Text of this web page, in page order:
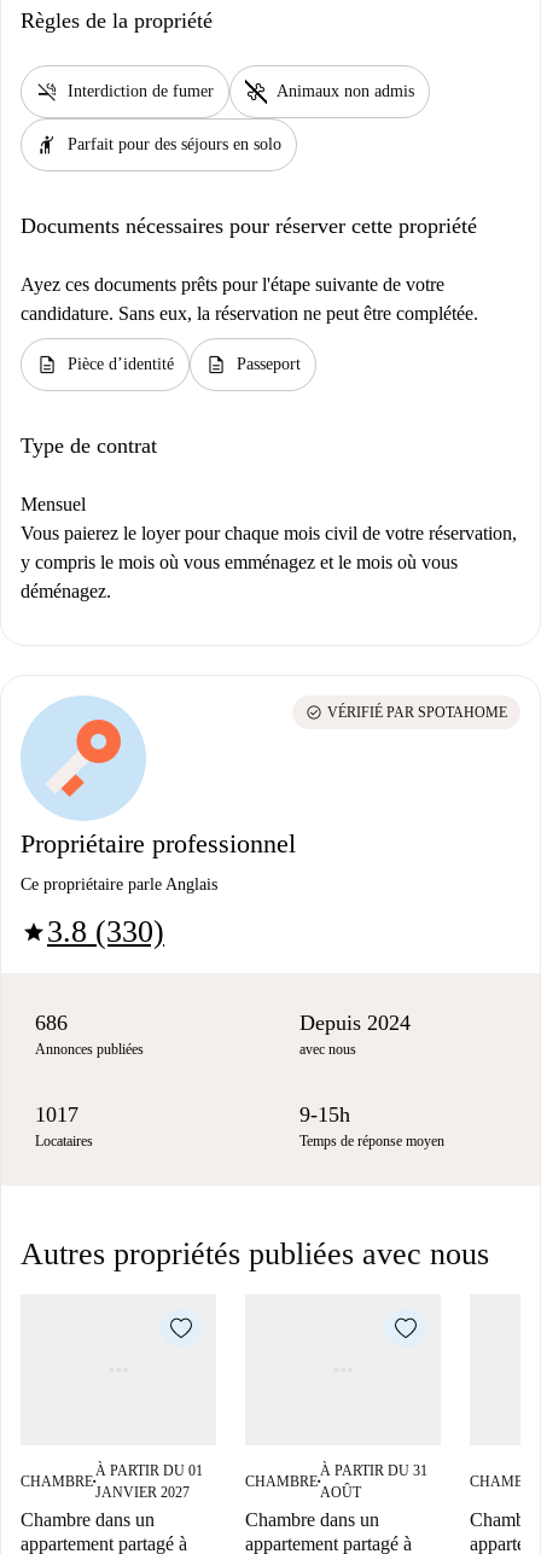
Règles de la propriété
smoke_free Interdiction de fumer pet_supplies Animaux non admis
hail Parfait pour des séjours en solo
Documents nécessaires pour réserver cette propriété
Ayez ces documents prêts pour l'étape suivante de votre
candidature. Sans eux, la réservation ne peut être complétée.
description Pièce d’identité description Passeport
Type de contrat
Mensuel
Vous paierez le loyer pour chaque mois civil de votre réservation,
y compris le mois où vous emménagez et le mois où vous
déménagez.
Propriétaire professionnel
Ce propriétaire parle Anglais
star3.8 (330)
check_circle VÉRIFIÉ PAR SPOTAHOME
686
Annonces publiées
Depuis 2024
avec nous
1017
Locataires
9-15h
Temps de réponse moyen
Autres propriétés publiées avec nous
CHAMBRE■
À PARTIR DU 01
JANVIER 2027
Chambre dans un
appartement partagé à
CHAMBRE■
À PARTIR DU 31
AOÛT
Chambre dans un
appartement partagé à
CHAMBRE